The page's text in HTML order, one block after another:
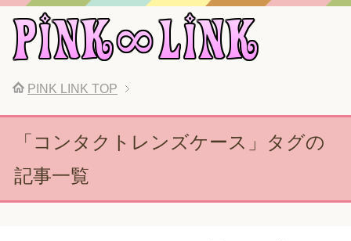
PINK LINK TOP
「コンタクトレンズケース」タグの
記事一覧